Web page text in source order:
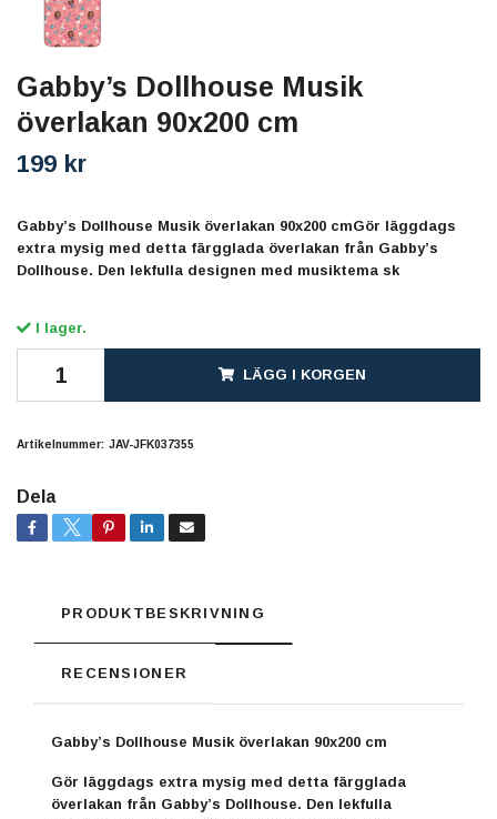
Gabby’s Dollhouse Musik
överlakan 90x200 cm
199 kr
Gabby’s Dollhouse Musik överlakan 90x200 cmGör läggdags
extra mysig med detta färgglada överlakan från Gabby’s
Dollhouse. Den lekfulla designen med musiktema sk
I lager.
LÄGG I KORGEN
Artikelnummer: JAV-JFK037355
Dela
PRODUKTBESKRIVNING
RECENSIONER
Gabby’s Dollhouse Musik överlakan 90x200 cm
Gör läggdags extra mysig med detta färgglada
överlakan från Gabby’s Dollhouse. Den lekfulla